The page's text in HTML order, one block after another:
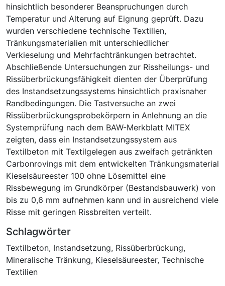
hinsichtlich besonderer Beanspruchungen durch
Temperatur und Alterung auf Eignung geprüft. Dazu
wurden verschiedene technische Textilien,
Tränkungsmaterialien mit unterschiedlicher
Verkieselung und Mehrfachtränkungen betrachtet.
Abschließende Untersuchungen zur Rissheilungs- und
Rissüberbrückungsfähigkeit dienten der Überprüfung
des Instandsetzungssystems hinsichtlich praxisnaher
Randbedingungen. Die Tastversuche an zwei
Rissüberbrückungsprobekörpern in Anlehnung an die
Systemprüfung nach dem BAW-Merkblatt MITEX
zeigten, dass ein Instandsetzungssystem aus
Textilbeton mit Textilgelegen aus zweifach getränkten
Carbonrovings mit dem entwickelten Tränkungsmaterial
Kieselsäureester 100 ohne Lösemittel eine
Rissbewegung im Grundkörper (Bestandsbauwerk) von
bis zu 0,6 mm aufnehmen kann und in ausreichend viele
Risse mit geringen Rissbreiten verteilt.
Schlagwörter
Textilbeton, Instandsetzung, Rissüberbrückung,
Mineralische Tränkung, Kieselsäureester, Technische
Textilien